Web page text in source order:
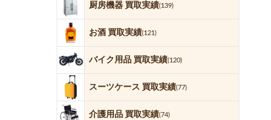
厨房機器 買取実績(139)
お酒 買取実績(121)
バイク用品 買取実績(120)
スーツケース 買取実績(77)
介護用品 買取実績(74)